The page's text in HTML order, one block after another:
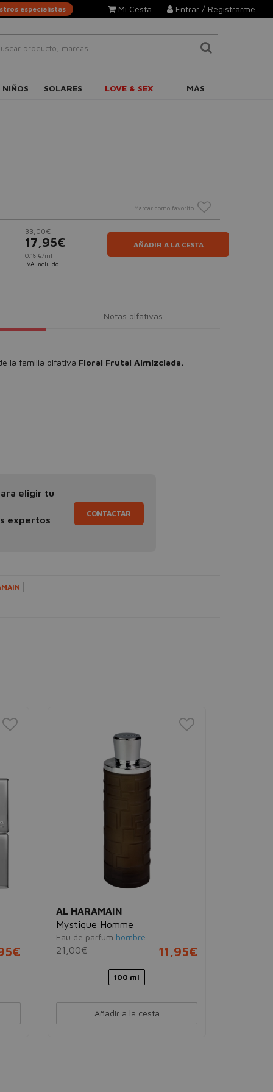
especialistas Entrar / Registrarme
Mi Cesta
NIÑOS SOLARES LOVE & SEX MÁS
Marcar como favorito
33,00€
17,95€
0,18 €/ml
IVA incluido
AÑADIR A LA CESTA
Notas olfativas
la familia olfativa Floral Frutal Almizclada.
eligir tu
expertos
CONTACTAR
AL HARAMAIN
Mystique Homme
Eau de parfum hombre
21,00€ 11,95€
100 ml
Añadir a la cesta